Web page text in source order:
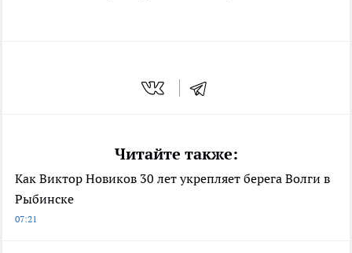
Читайте также:
Как Виктор Новиков 30 лет укрепляет берега Волги в
Рыбинске
07:21